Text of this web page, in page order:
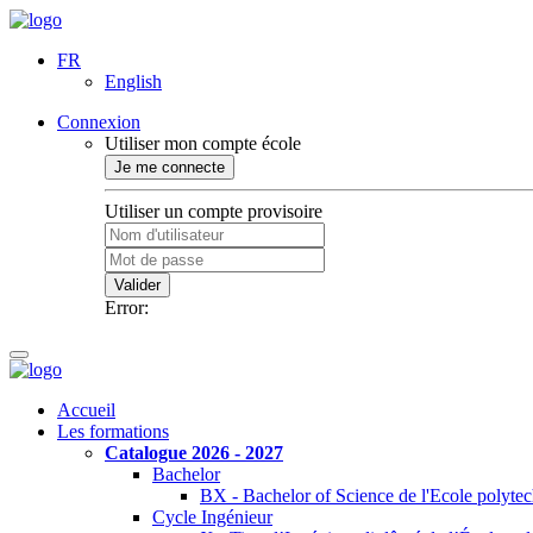
FR
English
Connexion
Utiliser mon compte école
Je me connecte
Utiliser un compte provisoire
Valider
Error:
Accueil
Les formations
Catalogue 2026 - 2027
Bachelor
BX - Bachelor of Science de l'Ecole
Cycle Ingénieur